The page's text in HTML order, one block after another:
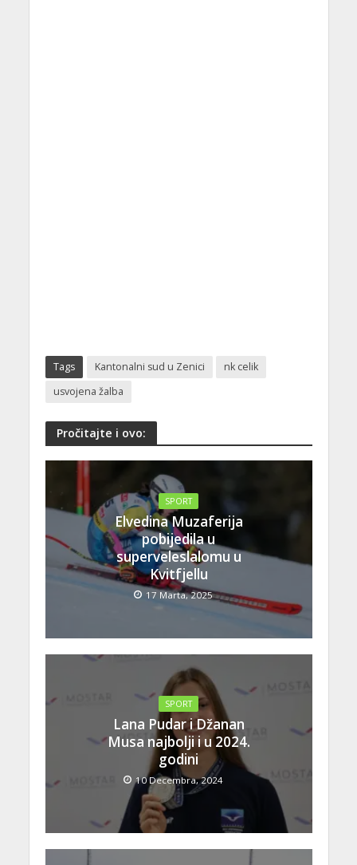
Tags Kantonalni sud u Zenici
nk celik
usvojena žalba
Pročitajte i ovo:
SPORT
Elvedina Muzaferija
pobijedila u
superveleslalomu u
Kvitfjellu
17 Marta, 2025
SPORT
Lana Pudar i Džanan
Musa najbolji i u 2024.
godini
10 Decembra, 2024